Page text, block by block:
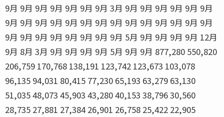
9月 9月 9月 9月 9月 9月 9月 3月 9月 9月 9月 9月 9月 9月
9月 9月 9月 9月 9月 9月 9月 9月 9月 9月 9月 9月 9月 9月
9月 9月 9月 9月 9月 9月 9月 9月 5月 9月 9月 9月 9月 12月
9月 8月 3月 9月 9月 9月 9月 5月 9月 9月 877,280 550,820
206,759 170,768 138,191 123,742 123,673 103,078
96,135 94,031 80,415 77,230 65,193 63,279 63,130
51,035 48,073 45,903 43,280 40,153 38,796 30,560
28,735 27,881 27,384 26,901 26,758 25,422 22,905